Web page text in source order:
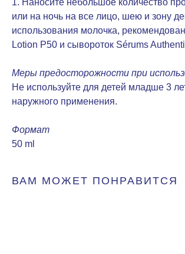
или на ночь на все лицо, шею и зону
использования молочка,
Lotion P50 и сывороток Sérums
Меры предосторожности при
Не используйте для детей младше 3
наружного применения.
Формат
50 ml
ВАМ МОЖЕТ ПОНРАВИТСЯ